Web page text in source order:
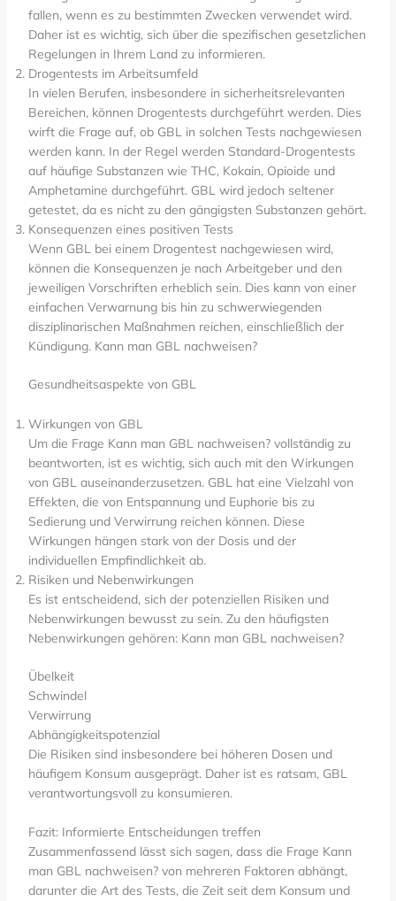
fallen, wenn es zu bestimmten Zwecken verwendet wird.
Daher ist es wichtig, sich über die spezifischen gesetzlichen
Regelungen in Ihrem Land zu informieren.
Drogentests im Arbeitsumfeld
In vielen Berufen, insbesondere in sicherheitsrelevanten
Bereichen, können Drogentests durchgeführt werden. Dies
wirft die Frage auf, ob GBL in solchen Tests nachgewiesen
werden kann. In der Regel werden Standard-Drogentests
auf häufige Substanzen wie THC, Kokain, Opioide und
Amphetamine durchgeführt. GBL wird jedoch seltener
getestet, da es nicht zu den gängigsten Substanzen gehört.
Konsequenzen eines positiven Tests
Wenn GBL bei einem Drogentest nachgewiesen wird,
können die Konsequenzen je nach Arbeitgeber und den
jeweiligen Vorschriften erheblich sein. Dies kann von einer
einfachen Verwarnung bis hin zu schwerwiegenden
disziplinarischen Maßnahmen reichen, einschließlich der
Kündigung. Kann man GBL nachweisen?
Gesundheitsaspekte von GBL
Wirkungen von GBL
Um die Frage Kann man GBL nachweisen? vollständig zu
beantworten, ist es wichtig, sich auch mit den Wirkungen
von GBL auseinanderzusetzen. GBL hat eine Vielzahl von
Effekten, die von Entspannung und Euphorie bis zu
Sedierung und Verwirrung reichen können. Diese
Wirkungen hängen stark von der Dosis und der
individuellen Empfindlichkeit ab.
Risiken und Nebenwirkungen
Es ist entscheidend, sich der potenziellen Risiken und
Nebenwirkungen bewusst zu sein. Zu den häufigsten
Nebenwirkungen gehören: Kann man GBL nachweisen?
Übelkeit
Schwindel
Verwirrung
Abhängigkeitspotenzial
Die Risiken sind insbesondere bei höheren Dosen und
häufigem Konsum ausgeprägt. Daher ist es ratsam, GBL
verantwortungsvoll zu konsumieren.
Fazit: Informierte Entscheidungen treffen
Zusammenfassend lässt sich sagen, dass die Frage Kann
man GBL nachweisen? von mehreren Faktoren abhängt,
darunter die Art des Tests, die Zeit seit dem Konsum und